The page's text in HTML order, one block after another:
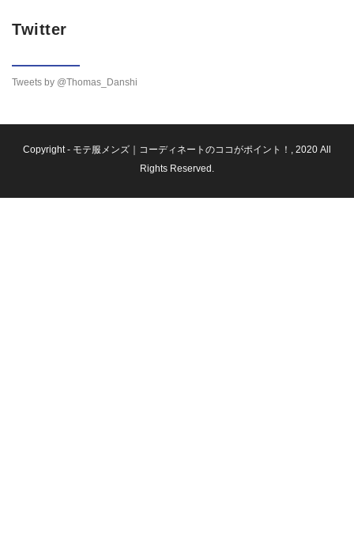
Twitter
Tweets by @Thomas_Danshi
Copyright - モテ服メンズ｜コーディネートのココがポイント！ , 2020 All
Rights Reserved.